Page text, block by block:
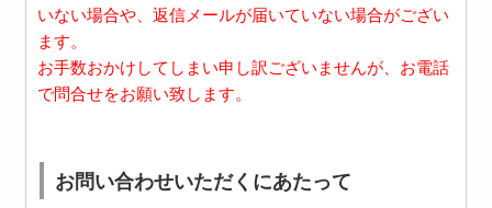
いない場合や、返信メールが届いていない場合がござい
ます。
お手数おかけしてしまい申し訳ございませんが、お電話
で問合せをお願い致します。
お問い合わせいただくにあたって